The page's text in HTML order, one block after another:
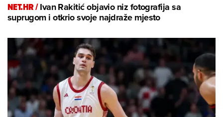
NET.HR /Ivan Rakitić objavio niz fotografija sa
suprugom i otkrio svoje najdraže mjesto